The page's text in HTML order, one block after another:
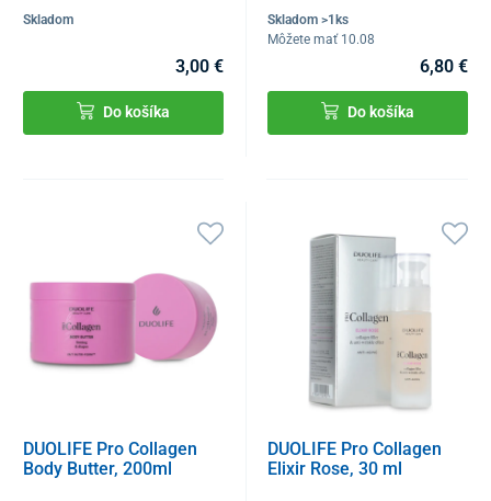
Skladom
3,00 €
Do košíka
Skladom >1ks
Môžete mať 10.08
6,80 €
Do košíka
DUOLIFE Pro Collagen
Body Butter, 200ml
DUOLIFE Pro Collagen
Elixir Rose, 30 ml